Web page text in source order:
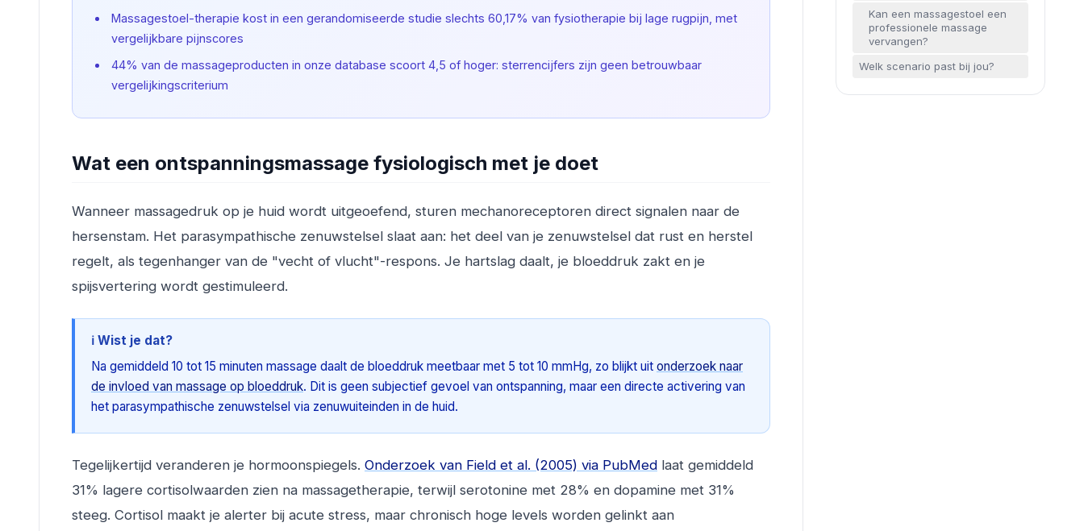
Massagestoel-therapie kost in een gerandomiseerde studie slechts 60,17% van fysiotherapie bij lage rugpijn, met
vergelijkbare pijnscores
44% van de massageproducten in onze database scoort 4,5 of hoger: sterrencijfers zijn geen betrouwbaar
vergelijkingscriterium
Wat een ontspanningsmassage fysiologisch met je doet
Wanneer massagedruk op je huid wordt uitgeoefend, sturen mechanoreceptoren direct signalen naar de
hersenstam. Het parasympathische zenuwstelsel slaat aan: het deel van je zenuwstelsel dat rust en herstel
regelt, als tegenhanger van de "vecht of vlucht"-respons. Je hartslag daalt, je bloeddruk zakt en je
spijsvertering wordt gestimuleerd.
ℹ️ Wist je dat?
Na gemiddeld 10 tot 15 minuten massage daalt de bloeddruk meetbaar met 5 tot 10 mmHg, zo blijkt uit onderzoek naar
de invloed van massage op bloeddruk. Dit is geen subjectief gevoel van ontspanning, maar een directe activering van
het parasympathische zenuwstelsel via zenuwuiteinden in de huid.
Tegelijkertijd veranderen je hormoonspiegels. Onderzoek van Field et al. (2005) via PubMed laat gemiddeld
31% lagere cortisolwaarden zien na massagetherapie, terwijl serotonine met 28% en dopamine met 31%
steeg. Cortisol maakt je alerter bij acute stress, maar chronisch hoge levels worden gelinkt aan
Kan een massagestoel een
professionele massage
vervangen?
Welk scenario past bij jou?